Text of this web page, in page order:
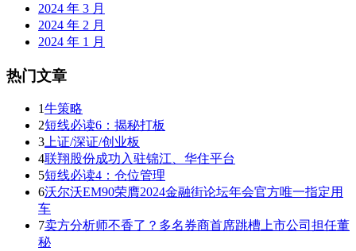
2024 年 3 月
2024 年 2 月
2024 年 1 月
热门文章
1牛策略
2短线必读6：揭秘打板
3 上证/深证/创业板
4联翔股份成功入驻锦江、华住平台
5短线必读4：仓位管理
6沃尔沃EM90荣膺2024金融街论坛年会官方唯一指定用
车
7卖方分析师不香了？多名券商首席跳槽上市公司担任董
秘